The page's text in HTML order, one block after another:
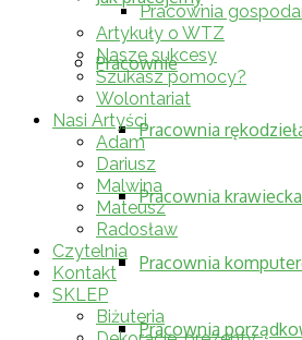
Pracownie
Pracownia
Pracownia
Pracownia
Pracownia
Pracownia
Artykuły o WTZ
Nasze sukcesy
Szukasz pomocy?
Wolontariat
Nasi Artyści
Adam
Dariusz
Malwina
Mateusz
Radosław
Czytelnia
Kontakt
SKLEP
Biżuteria